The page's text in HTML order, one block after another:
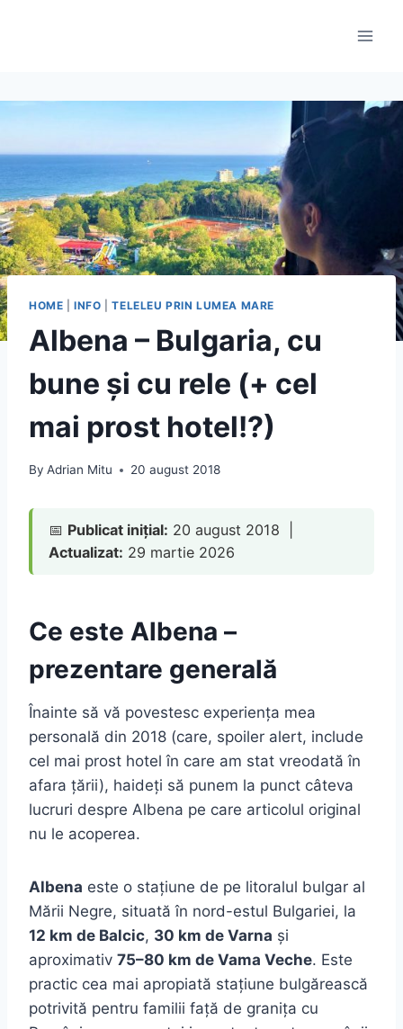
HOME |INFO |TELELEU PRIN LUMEA MARE
Albena – Bulgaria, cu
bune și cu rele (+ cel
mai prost hotel!?)
By Adrian Mitu 20 august 2018
📅 Publicat inițial: 20 august 2018 |
Actualizat: 29 martie 2026
Ce este Albena –
prezentare generală
Înainte să vă povestesc experiența mea
personală din 2018 (care, spoiler alert, include
cel mai prost hotel în care am stat vreodată în
afara țării), haideți să punem la punct câteva
lucruri despre Albena pe care articolul original
nu le acoperea.
Albena este o stațiune de pe litoralul bulgar al
Mării Negre, situată în nord-estul Bulgariei, la
12 km de Balcic, 30 km de Varna și
aproximativ 75–80 km de Vama Veche. Este
practic cea mai apropiată stațiune bulgărească
potrivită pentru familii față de granița cu